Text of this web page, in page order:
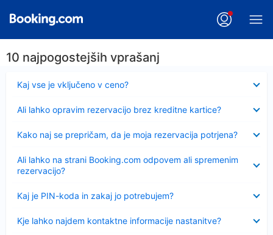
10 najpogostejših vprašanj
Kaj vse je vključeno v ceno?
Ali lahko opravim rezervacijo brez kreditne kartice?
Kako naj se prepričam, da je moja rezervacija potrjena?
Ali lahko na strani Booking.com odpovem ali spremenim
rezervacijo?
Kaj je PIN-koda in zakaj jo potrebujem?
Kje lahko najdem kontaktne informacije nastanitve?